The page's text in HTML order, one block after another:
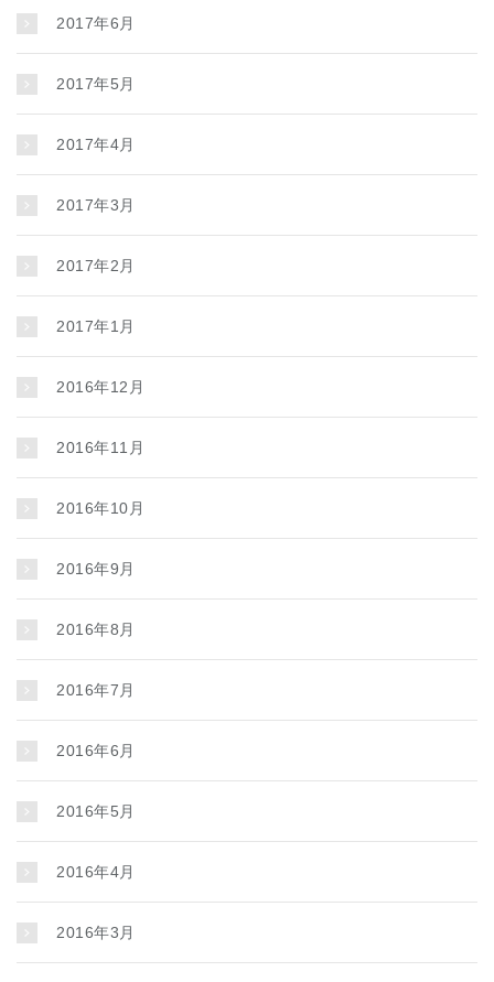
2017年6月
2017年5月
2017年4月
2017年3月
2017年2月
2017年1月
2016年12月
2016年11月
2016年10月
2016年9月
2016年8月
2016年7月
2016年6月
2016年5月
2016年4月
2016年3月